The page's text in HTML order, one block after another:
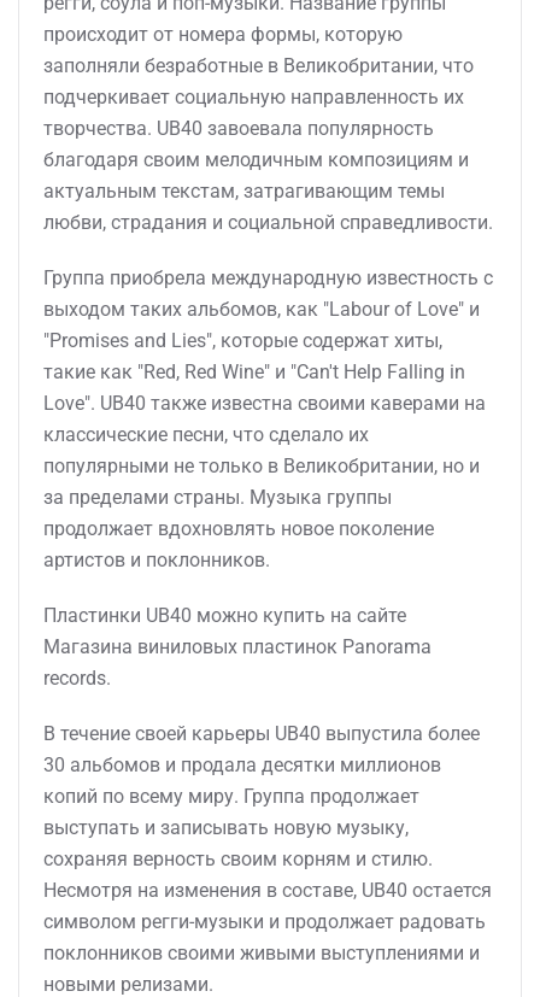
происходит от номера формы, которую
заполняли безработные в Великобритании, что
подчеркивает социальную направленность их
творчества. UB40 завоевала популярность
благодаря своим мелодичным композициям и
актуальным текстам, затрагивающим темы
любви, страдания и социальной справедливости.
Группа приобрела международную известность с
выходом таких альбомов, как "Labour of Love" и
"Promises and Lies", которые содержат хиты,
такие как "Red, Red Wine" и "Can't Help Falling in
Love". UB40 также известна своими каверами на
классические песни, что сделало их
популярными не только в Великобритании, но и
за пределами страны. Музыка группы
продолжает вдохновлять новое поколение
артистов и поклонников.
Пластинки UB40 можно купить на сайте
Магазина виниловых пластинок Panorama
records.
В течение своей карьеры UB40 выпустила более
30 альбомов и продала десятки миллионов
копий по всему миру. Группа продолжает
выступать и записывать новую музыку,
сохраняя верность своим корням и стилю.
Несмотря на изменения в составе, UB40 остается
символом регги-музыки и продолжает радовать
поклонников своими живыми выступлениями и
новыми релизами.